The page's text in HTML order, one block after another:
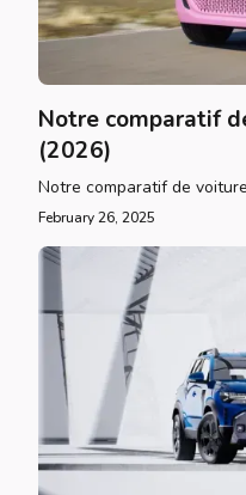
Notre comparatif
(2026)
Notre comparatif de
February 26, 2025